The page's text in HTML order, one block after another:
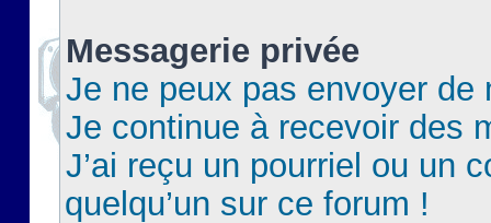
Messagerie privée
Je ne peux pas envoyer de
Je continue à recevoir des
J’ai reçu un pourriel ou un
quelqu’un sur ce forum !